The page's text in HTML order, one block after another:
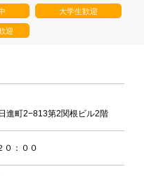
大学生歓迎
迎
進町2−813第2関根ビル2階
：００